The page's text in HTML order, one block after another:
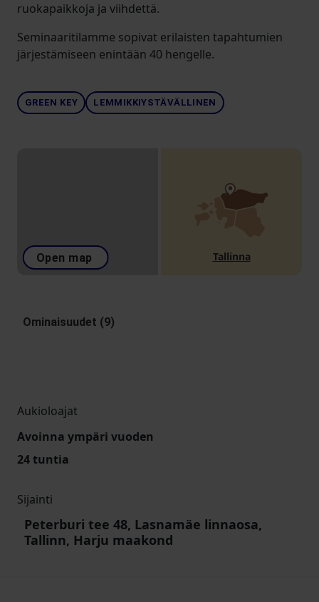
ruokapaikkoja ja viihdettä.
Seminaaritilamme sopivat erilaisten tapahtumien
järjestämiseen enintään 40 hengelle.
GREEN KEY LEMMIKKIYSTÄVÄLLINEN
Open map Tallinna
Ominaisuudet (9)
Aukioloajat
Avoinna ympäri vuoden
24 tuntia
Sijainti
Peterburi tee 48, Lasnamäe linnaosa,
Tallinn, Harju maakond